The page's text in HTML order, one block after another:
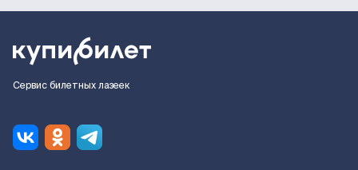
Сервис билетных лазеек